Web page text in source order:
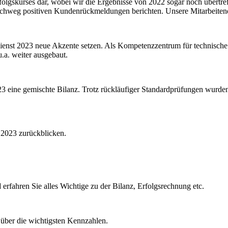
dar, wobei wir die Ergebnisse von 2022 sogar noch
positiven Kundenrückmeldungen berichten. Unsere
2023 neue Akzente setzen. Als Kompetenzzentrum für
weiter ausgebaut.
eine gemischte Bilanz. Trotz rückläufiger Standardprüfungen
zurückblicken.
Sie alles Wichtige zu der Bilanz, Erfolgsrechnung etc.
die wichtigsten Kennzahlen.